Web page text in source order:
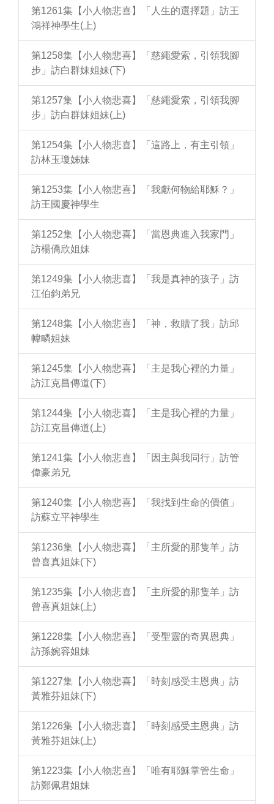
第1261集【小人物悲喜】「人生的選擇題」訪王
鴻祥神學生(上)
第1258集【小人物悲喜】「慈繩愛索，引領我腳
步」訪白群妹姐妹(下)
第1257集【小人物悲喜】「慈繩愛索，引領我腳
步」訪白群妹姐妹(上)
第1254集【小人物悲喜】「這路上，有主引領」
訪林玉瓊姊妹
第1253集【小人物悲喜】「我獻何物給耶穌？」
訪王國慶神學生
第1252集【小人物悲喜】「當恩典進入我家門」
訪楊僑欣姐妹
第1249集【小人物悲喜】「我是真神的孩子」訪
江伯鈞弟兄
第1248集【小人物悲喜】「神，救贖了我」訪邱
幃疄姐妹
第1245集【小人物悲喜】「主是我心裡的力量」
訪江克昌傳道(下)
第1244集【小人物悲喜】「主是我心裡的力量」
訪江克昌傳道(上)
第1241集【小人物悲喜】「因主與我同行」訪管
偉豪弟兄
第1240集【小人物悲喜】「我找到生命的價值」
訪蘇立平神學生
第1236集【小人物悲喜】「主所愛的那隻羊」訪
曾喜真姐妹(下)
第1235集【小人物悲喜】「主所愛的那隻羊」訪
曾喜真姐妹(上)
第1228集【小人物悲喜】「受聖靈的奇異恩典」
訪孫婉容姐妹
第1227集【小人物悲喜】「時刻感受主恩典」訪
黃雅芬姐妹(下)
第1226集【小人物悲喜】「時刻感受主恩典」訪
黃雅芬姐妹(上)
第1223集【小人物悲喜】「唯有耶穌掌管生命」
訪鄭佩君姐妹